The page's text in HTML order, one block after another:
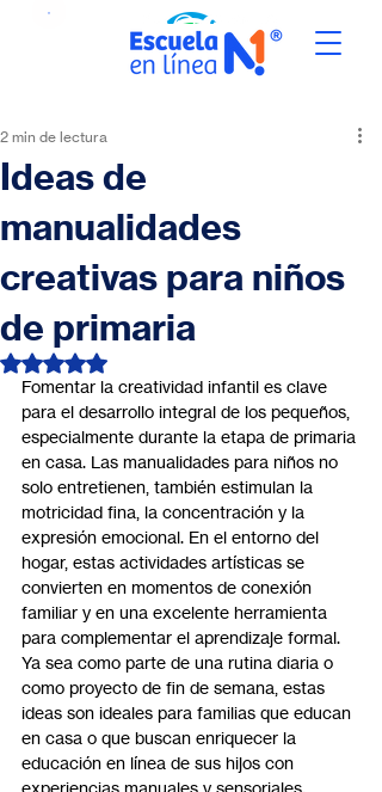
Ideas de
manualidades
creativas para niños
de primaria
2 min de lectura
Obtuvo NaN de 5 estrellas.
Fomentar la creatividad infantil es clave
para el desarrollo integral de los pequeños,
especialmente durante la etapa de primaria
en casa. Las manualidades para niños no
solo entretienen, también estimulan la
motricidad fina, la concentración y la
expresión emocional. En el entorno del
hogar, estas actividades artísticas se
convierten en momentos de conexión
familiar y en una excelente herramienta
para complementar el aprendizaje formal.
Ya sea como parte de una rutina diaria o
como proyecto de fin de semana, estas
ideas son ideales para familias que educan
en casa o que buscan enriquecer la
educación en línea de sus hijos con
experiencias manuales y sensoriales.